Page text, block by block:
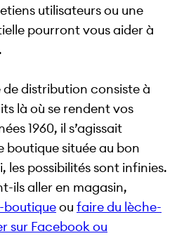
utilisateurs ou une
pourront vous aider à
de distribution consiste à
là où se rendent vos
1960, il s’agissait
boutique située au bon
les possibilités sont infinies.
ils aller en magasin,
boutiqueou faire du lèche-
sur Facebook ou